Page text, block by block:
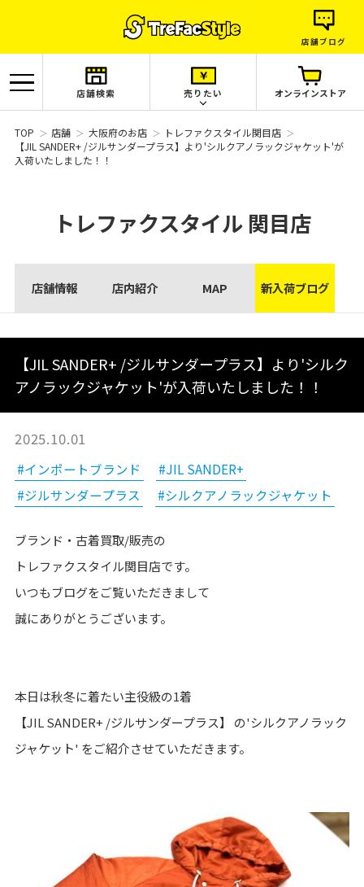
店舗ブログ
店舗検索 売りたい オンラインストア
TOP 店舗 大阪府のお店
トレファクスタイル関目店
【JIL SANDER+ /ジルサンダープラス】より'シルクアノラックジャケット'が
入荷いたしました！！
トレファクスタイル 関目店
店舗情報 店内紹介 MAP 新入荷ブログ
【JIL SANDER+ /ジルサンダープラス】より'シルク
アノラックジャケット'が入荷いたしました！！
2025.10.01
#インポートブランド
#JIL SANDER+
#ジルサンダープラス
#シルクアノラックジャケット
ブランド・古着買取/販売の
トレファクスタイル関目店です。
いつもブログをご覧いただきまして
誠にありがとうございます。
本日は秋冬に着たい主役級の1着
【JIL SANDER+ /ジルサンダープラス】 の'シルクアノラック
ジャケット' をご紹介させていただきます。